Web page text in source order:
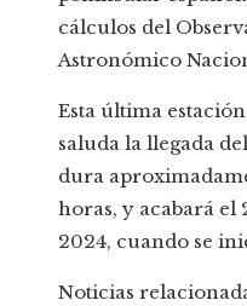
cálculos del
Astronómico
Esta última
saluda la llegada
dura
horas, y acabará el
2024, cuando se
Noticias